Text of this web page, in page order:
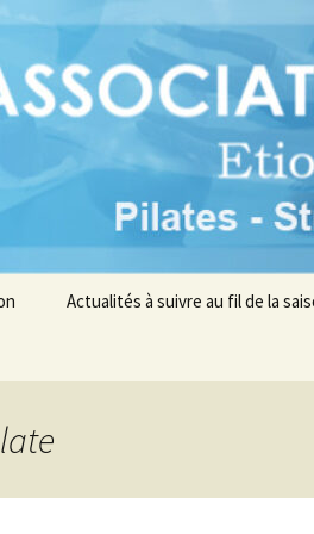
Pilates
Actualités à suivre au fil de la